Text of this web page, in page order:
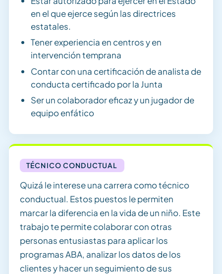
en el que ejerce según las directrices
estatales.
Tener experiencia en centros y en
intervención temprana
Contar con una certificación de analista de
conducta certificado por la Junta
Ser un colaborador eficaz y un jugador de
equipo enfático
TÉCNICO CONDUCTUAL
Quizá le interese una carrera como técnico
conductual. Estos puestos le permiten
marcar la diferencia en la vida de un niño. Este
trabajo te permite colaborar con otras
personas entusiastas para aplicar los
programas ABA, analizar los datos de los
clientes y hacer un seguimiento de sus